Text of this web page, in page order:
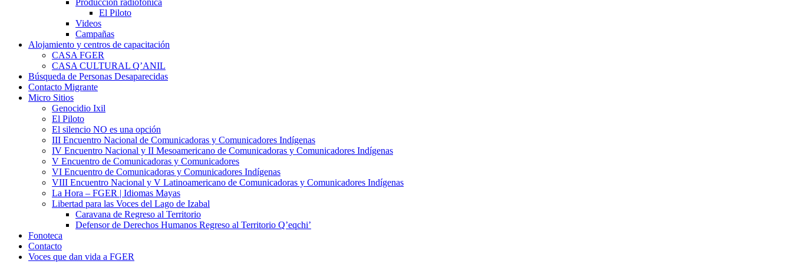
Producción radiofónica
El Piloto
Videos
Campañas
Alojamiento y centros de capacitación
CASA FGER
CASA CULTURAL Q’ANIL
Búsqueda de Personas Desaparecidas
Contacto Migrante
Micro Sitios
Genocidio Ixil
El Piloto
El silencio NO es una opción
III Encuentro Nacional de Comunicadoras y Comunicadores Indígenas
IV Encuentro Nacional y II Mesoamericano de Comunicadoras y Comunicadores Indígenas
V Encuentro de Comunicadoras y Comunicadores
VI Encuentro de Comunicadoras y Comunicadores Indígenas
VIII Encuentro Nacional y V Latinoamericano de Comunicadoras y Comunicadores Indígenas
La Hora – FGER | Idiomas Mayas
Libertad para las Voces del Lago de Izabal
Caravana de Regreso al Territorio
Defensor de Derechos Humanos Regreso al Territorio Q’eqchi’
Fonoteca
Contacto
Voces que dan vida a FGER